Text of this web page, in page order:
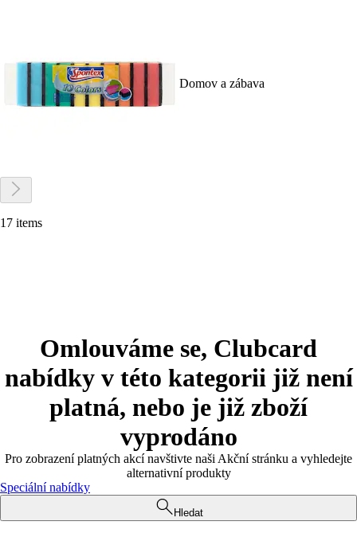
Domov a zábava
17 items
Omlouváme se, Clubcard
nabídky v této kategorii již není
platná, nebo je již zboží
vyprodáno
Pro zobrazení platných akcí navštivte naši Akční stránku a vyhledejte
alternativní produkty
Speciální nabídky
Hledat